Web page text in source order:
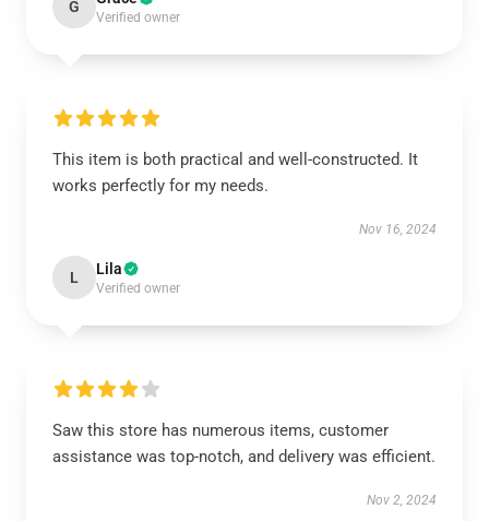
G
Verified owner
This item is both practical and well-constructed. It
works perfectly for my needs.
Nov 16, 2024
L Lila
Verified owner
Saw this store has numerous items, customer
assistance was top-notch, and delivery was efficient.
Nov 2, 2024